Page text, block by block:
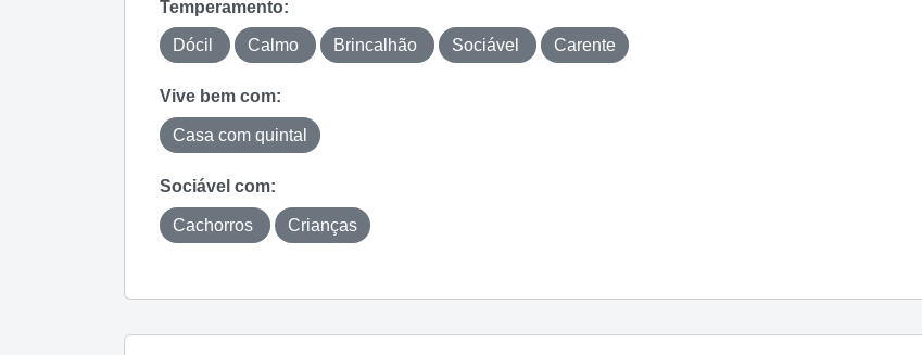
Temperamento:
Dócil Calmo Brincalhão Sociável Carente
Vive bem com:
Casa com quintal
Sociável com:
Cachorros Crianças